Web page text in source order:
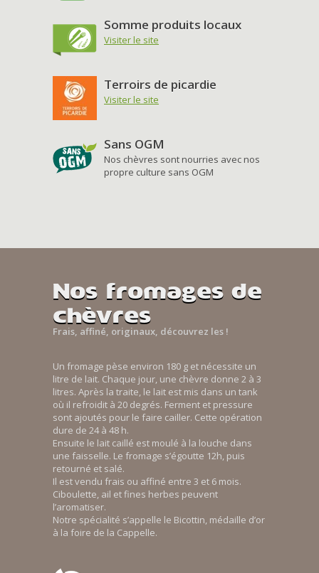
Somme produits locaux
Visiter le site
Terroirs de picardie
Visiter le site
Sans OGM
Nos chèvres sont nourries avec nos
propre culture sans OGM
Nos fromages de
chèvres
Frais, affiné, originaux, découvrez les !
Un fromage pèse environ 180 g et nécessite un
litre de lait. Chaque jour, une chèvre donne 2 à 3
litres. Après la traite, le lait est mis dans un tank
où il refroidit à 20 degrés. Ferment et pressure
sont ajoutés pour le faire cailler. Cette opération
dure de 24 à 48 h.
Ensuite le lait caillé est moulé à la louche dans
une faisselle. Le fromage s’égoutte 12h, puis
retourné et salé.
Il est vendu frais ou affiné entre 3 et 6 mois.
Ciboulette, ail et fines herbes peuvent
l’aromatiser.
Notre spécialité s’appelle le Bicottin, médaille d’or
à la foire de la Cappelle.